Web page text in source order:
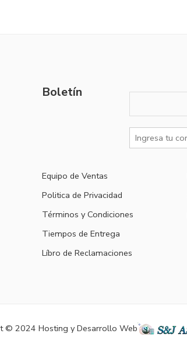
Boletín
Equipo de Ventas
Politica de Privacidad
Términos y Condiciones
Tiempos de Entrega
Líbro de Reclamaciones
© 2024 Hosting y Desarrollo Web